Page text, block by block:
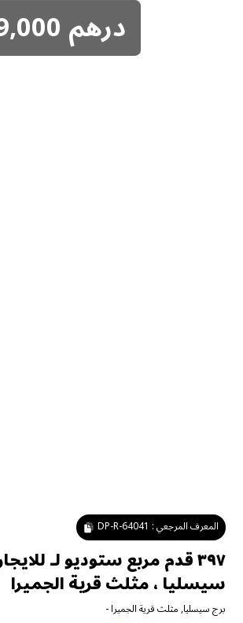
درهم
المعرف المرجعي : DP-R-64041
٣٩٧ قدم مربع ستوديو لـ
سيسليا ، مثلث قرية الجميرا
برج سيسليا,مثلث قرية الجميرا-